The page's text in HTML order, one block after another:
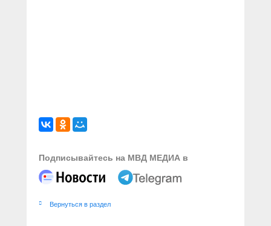
Подписывайтесь на МВД МЕДИА в
Вернуться в раздел